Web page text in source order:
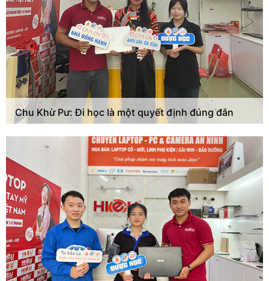
Chu Khừ Pư: Đi học là một quyết định đúng đắn